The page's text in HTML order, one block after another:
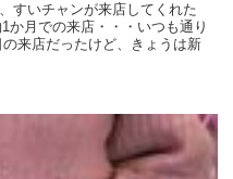
すいチャンが来店してくれた
か月での来店・・・いつも通り
来店だったけど、きょうは新